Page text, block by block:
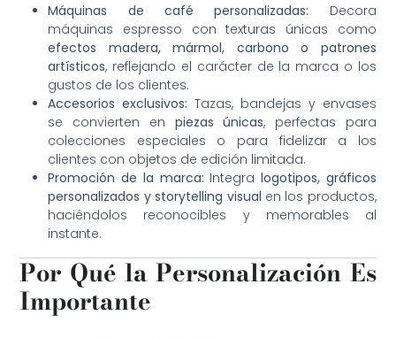
Máquinas de café personalizadas: Decora
máquinas espresso con texturas únicas como
efectos madera, mármol, carbono o patrones
artísticos, reflejando el carácter de la marca o los
gustos de los clientes.
Accesorios exclusivos: Tazas, bandejas y envases
se convierten en piezas únicas, perfectas para
colecciones especiales o para fidelizar a los
clientes con objetos de edición limitada.
Promoción de la marca: Integra logotipos, gráficos
personalizados y storytelling visual en los productos,
haciéndolos reconocibles y memorables al
instante.
Por Qué la Personalización Es
Importante